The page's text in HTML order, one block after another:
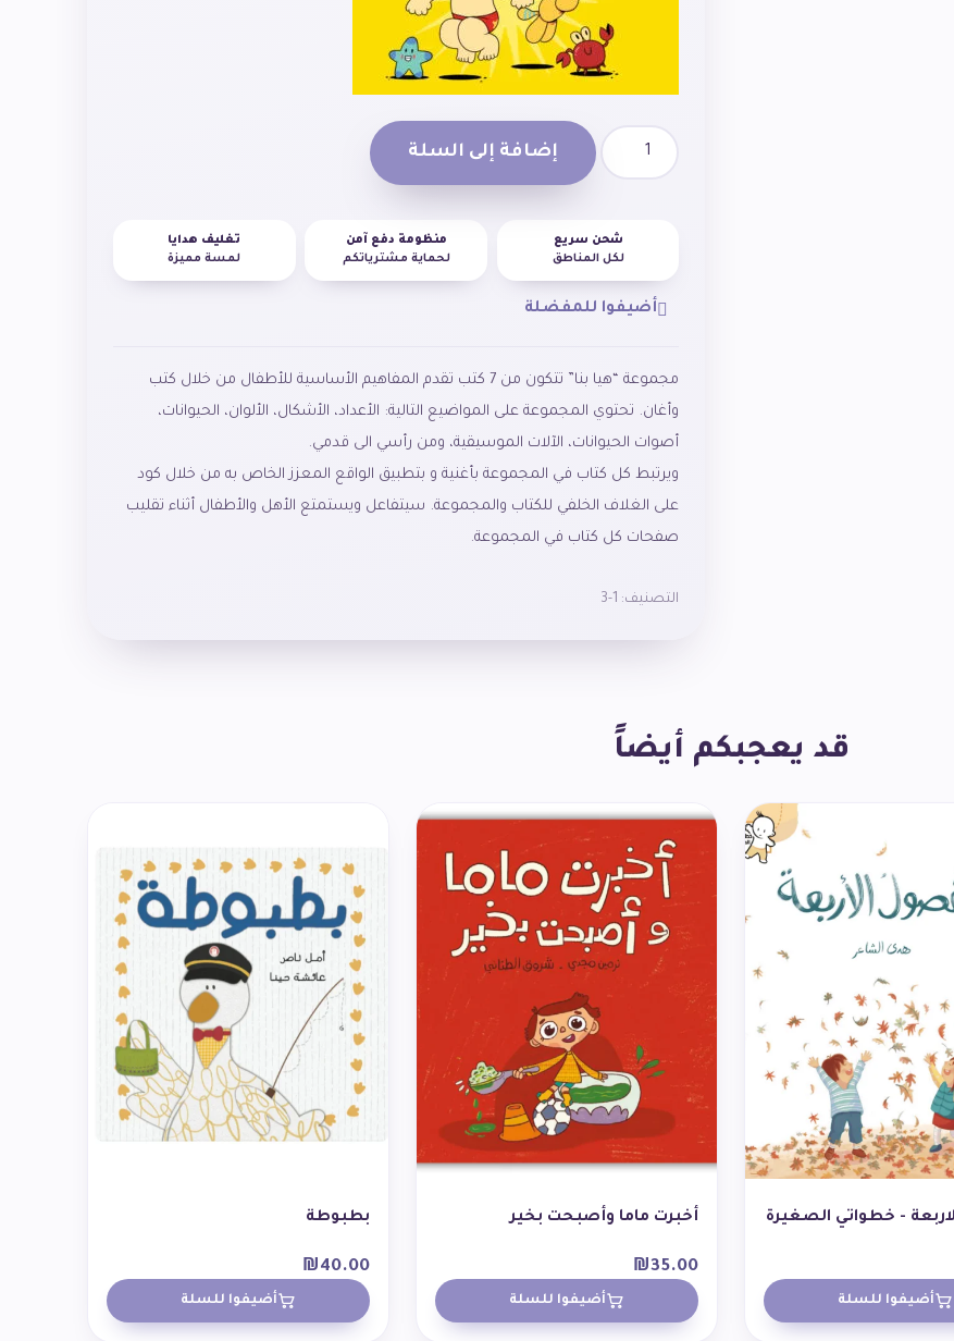
إضافة إلى السلة
شحن سريع
لكل المناطق
منظومة دفع آمن
لحماية مشترياتكم
تغليف هدايا
لمسة مميزة
أضيفوا للمفضلة
مجموعة “هيا بنا” تتكون من 7 كتب تقدم المفاهيم الأساسية للأطفال من خلال كتب
وأغان. تحتوي المجموعة على المواضيع التالية: الأعداد، الأشكال، الألوان، الحيوانات،
أصوات الحيوانات، الآلات الموسيقية، ومن رأسي الى قدمي.
ويرتبط كل كتاب في المجموعة بأغنية و بتطبيق الواقع المعزز الخاص به من خلال كود
على الغلاف الخلفي للكتاب والمجموعة. سيتفاعل ويستمتع الأهل والأطفال أثناء تقليب
صفحات كل كتاب في المجموعة.
التصنيف: 1-3
قد يعجبكم أيضاً
- خطواتي الصغيرة
أضيفوا للسلة
أخبرت ماما وأصبحت بخير
₪35.00
أضيفوا للسلة
بطبوطة
₪40.00
أضيفوا للسلة